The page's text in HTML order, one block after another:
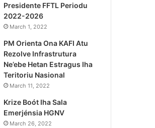
Ajuda
Autór Kriminozu
Estranjeiru
Presidente FFTL Periodu
2022-2026
March 1, 2022
PM Orienta Ona KAFI Atu
Rezolve Infrastrutura
Ne’ebe Hetan Estragus Iha
Teritoriu Nasional
March 11, 2022
Krize Boót Iha Sala
Emerjénsia HGNV
March 26, 2022